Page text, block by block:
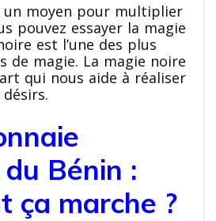
un moyen pour multiplier
pouvez essayer la magie
est l’une des plus
de magie. La magie noire
qui nous aide à réaliser
Bénin :
ça marche ?